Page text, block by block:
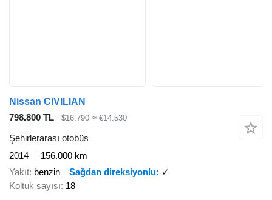
Nissan CIVILIAN
798.800 TL
$16.790 ≈ €14.530
Şehirlerarası otobüs
2014
156.000 km
Yakıt benzin Sağdan direksiyonlu
✓
Koltuk sayısı 18